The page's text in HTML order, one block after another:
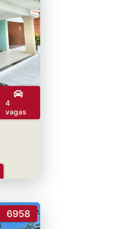
4
vagas
6958